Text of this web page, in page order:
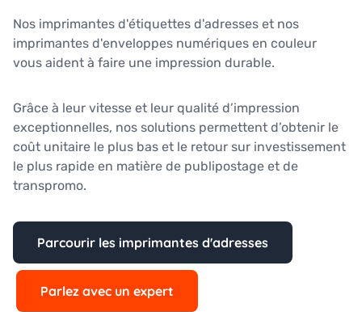
Nos imprimantes d'étiquettes d'adresses et nos
imprimantes d'enveloppes numériques en couleur
vous aident à faire une impression durable.
Grâce à leur vitesse et leur qualité d’impression
exceptionnelles, nos solutions permettent d’obtenir le
coût unitaire le plus bas et le retour sur investissement
le plus rapide en matière de publipostage et de
transpromo.
Parcourir les imprimantes d'adresses
Parlez avec un expert